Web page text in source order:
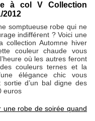
à col V Collection
2012
somptueuse robe qui ne
indifférent ? Voici une
collection Automne hiver
couleur chaude vous
où les autres feront
couleurs ternes et la
élégance chic vous
d’un bal digne des
euros
une robe de soirée quand